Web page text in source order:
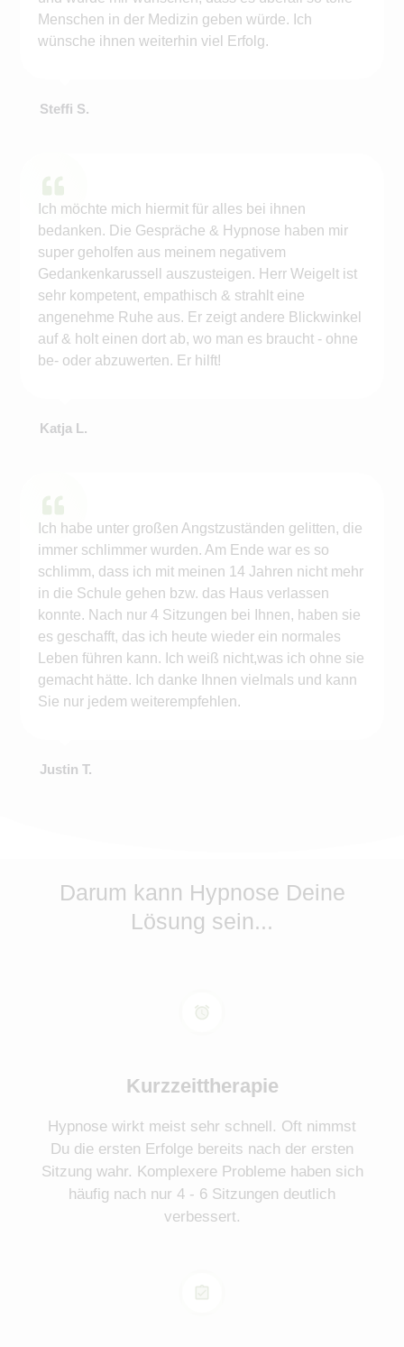
Menschen in der Medizin geben würde. Ich
wünsche ihnen weiterhin viel Erfolg.
Steffi S.
Ich möchte mich hiermit für alles bei ihnen
bedanken. Die Gespräche & Hypnose haben mir
super geholfen aus meinem negativem
Gedankenkarussell auszusteigen. Herr Weigelt ist
sehr kompetent, empathisch & strahlt eine
angenehme Ruhe aus. Er zeigt andere Blickwinkel
auf & holt einen dort ab, wo man es braucht - ohne
be- oder abzuwerten. Er hilft!
Katja L.
Ich habe unter großen Angstzuständen gelitten, die
immer schlimmer wurden. Am Ende war es so
schlimm, dass ich mit meinen 14 Jahren nicht mehr
in die Schule gehen bzw. das Haus verlassen
konnte. Nach nur 4 Sitzungen bei Ihnen, haben sie
es geschafft, das ich heute wieder ein normales
Leben führen kann. Ich weiß nicht,was ich ohne sie
gemacht hätte. Ich danke Ihnen vielmals und kann
Sie nur jedem weiterempfehlen.
Justin T.
Darum kann Hypnose Deine
Lösung sein...
Kurzzeittherapie
Hypnose wirkt meist sehr schnell. Oft nimmst
Du die ersten Erfolge bereits nach der ersten
Sitzung wahr. Komplexere Probleme haben sich
häufig nach nur 4 - 6 Sitzungen deutlich
verbessert.